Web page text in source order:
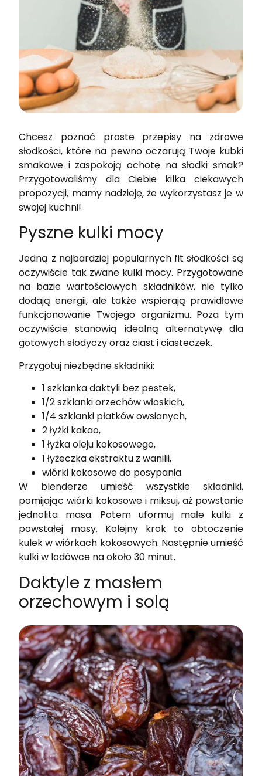
Chcesz poznać proste przepisy na zdrowe
słodkości, które na pewno oczarują Twoje kubki
smakowe i zaspokoją ochotę na słodki smak?
Przygotowaliśmy dla Ciebie kilka ciekawych
propozycji, mamy nadzieję, że wykorzystasz je w
swojej kuchni!
Pyszne kulki mocy
Jedną z najbardziej popularnych fit słodkości są
oczywiście tak zwane kulki mocy. Przygotowane
na bazie wartościowych składników, nie tylko
dodają energii, ale także wspierają prawidłowe
funkcjonowanie Twojego organizmu. Poza tym
oczywiście stanowią idealną alternatywę dla
gotowych słodyczy oraz ciast i ciasteczek.
Przygotuj niezbędne składniki:
1 szklanka daktyli bez pestek,
1/2 szklanki orzechów włoskich,
1/4 szklanki płatków owsianych,
2 łyżki kakao,
1 łyżka oleju kokosowego,
1 łyżeczka ekstraktu z wanilii,
wiórki kokosowe do posypania.
W blenderze umieść wszystkie składniki,
pomijając wiórki kokosowe i miksuj, aż powstanie
jednolita masa. Potem uformuj małe kulki z
powstałej masy. Kolejny krok to obtoczenie
kulek w wiórkach kokosowych. Następnie umieść
kulki w lodówce na około 30 minut.
Daktyle z masłem
orzechowym i solą